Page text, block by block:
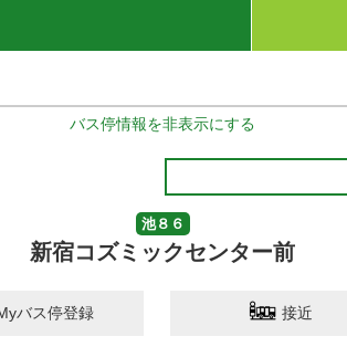
バス停情報を非表示にする
池８６
新宿コズミックセンター前
バス停登録 接近